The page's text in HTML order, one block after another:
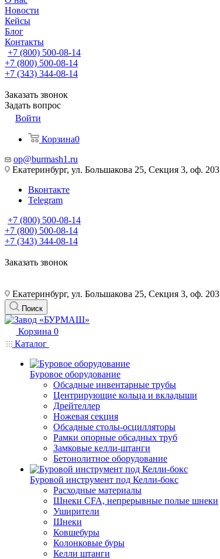
Новости
Кейсы
Блог
Контакты
+7 (800) 500-08-14
+7 (800) 500-08-14
+7 (343) 344-08-14
Заказать звонок
Задать вопрос
Войти
Корзина0
op@burmash1.ru
Екатеринбург, ул. Большакова 25, Секция 3, оф. 203
Вконтакте
Telegram
+7 (800) 500-08-14
+7 (800) 500-08-14
+7 (343) 344-08-14
Заказать звонок
Екатеринбург, ул. Большакова 25, Секция 3, оф. 203
Поиск
Корзина 0
Каталог
Буровое оборудование
Обсадные инвентарные трубы
Центрирующие кольца и вкладыши
Дрейтеллер
Ножевая секция
Обсадные столы-осцилляторы
Рамки опорные обсадных труб
Замковые келли-штанги
Бетонолитное оборудование
Буровой инструмент под Келли-бокс
Расходные материалы
Шнеки CFA, непрерывные полые шнеки
Уширители
Шнеки
Ковшебуры
Колонковые буры
Келли штанги